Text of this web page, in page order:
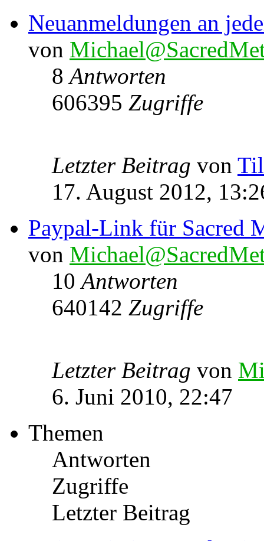
Neuanmeldungen an
von
8Antworten
606395 Zugriffe
Letzter Beitrag von
17. August 2012,
Paypal-Link für Sacred
von
10Antworten
640142 Zugriffe
Letzter Beitrag von
6. Juni 2010, 22:47
Themen
Antworten
Zugriffe
Letzter Beitrag